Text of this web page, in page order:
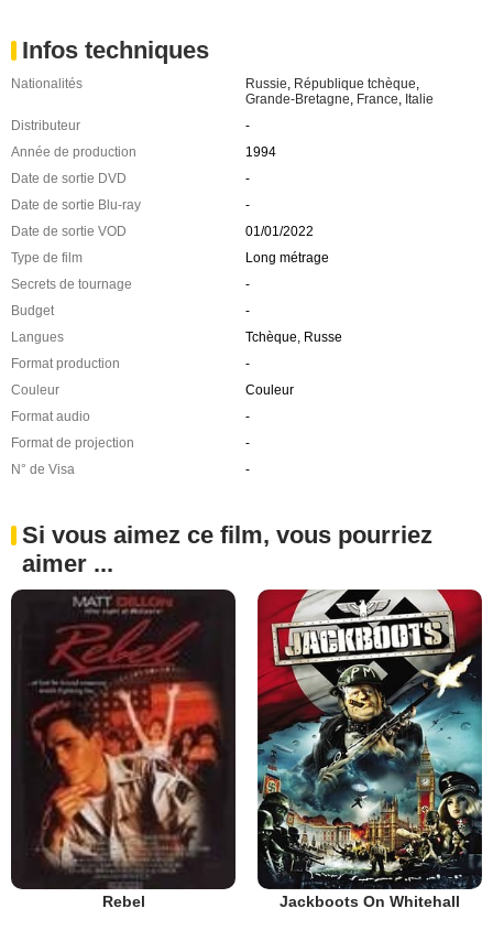
Infos techniques
Nationalités Russie, République tchèque,
Grande-Bretagne, France, Italie
Distributeur
-
Année de production
1994
Date de sortie DVD
-
Date de sortie Blu-ray
-
Date de sortie VOD
01/01/2022
Type de film
Long métrage
Secrets de tournage
-
Budget
-
Langues
Tchèque, Russe
Format production
-
Couleur
Couleur
Format audio
-
Format de projection
-
N° de Visa
-
Si vous aimez ce film, vous pourriez
aimer ...
Rebel Jackboots On Whitehall